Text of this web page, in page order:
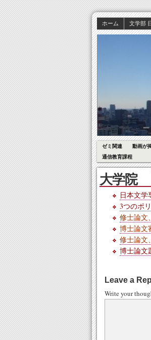
ホーム 文学部
ゼミ関連 動画が
通信教育課程
大学院
日本文学
3つのポ
修士論文
博士論文
修士論文
博士論文
Leave a
Write your